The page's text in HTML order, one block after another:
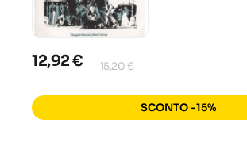
12,92 € 15,20 €
SCONTO -15%